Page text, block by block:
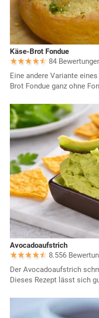
Käse-Brot Fondue
84
Eine andere Variante
Brot Fondue ganz ohne
Avocadoaufstrich
8.556
Der Avocadoaufstrich
Dieses Rezept lässt sich